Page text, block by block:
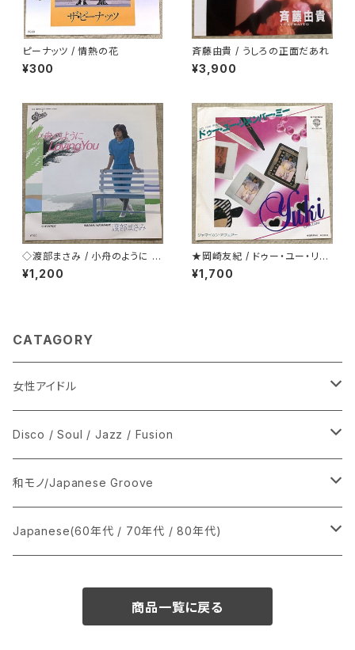
ピーナッツ / 情熱の花
¥300
斉藤由貴 / うしろの正面だあれ
¥3,900
◇渡部まさみ / 小舟のように L
oving You
¥1,200
★岡崎友紀 / ドゥー・ユー・リメ
ンバー・ミー
¥1,700
CATAGORY
女性アイドル
シングル盤
あ行
か行
LP
CD
Disco / Soul / Jazz / Fusion
シングル盤
A
12インチ・シングル
和モノ/Japanese Groove
シングル盤
Japanese(60年代 / 70年代 / 80年代)
商品一覧に戻る